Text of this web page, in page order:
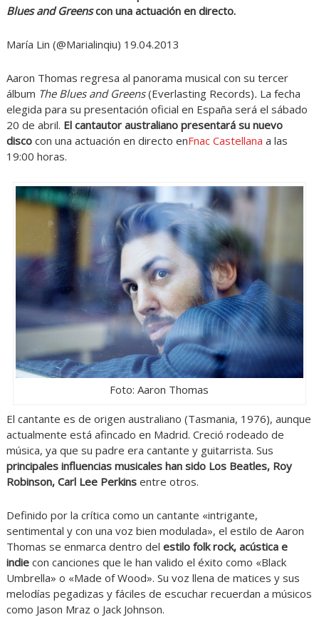
Blues and Greenscon una actuación en directo.
María Lin (@Marialinqiu) 19.04.2013
Aaron Thomas regresa al panorama musical con su tercer
álbum The Blues and Greens(Everlasting Records). La fecha
elegida para su presentación oficial en España será el sábado
20 de abril. El cantautor australiano presentará su nuevo
discocon una actuación en directo enFnac Castellana a las
19:00 horas.
Foto: Aaron Thomas
El cantante es de origen australiano (Tasmania, 1976), aunque
actualmente está afincado en Madrid. Creció rodeado de
música, ya que su padre era cantante y guitarrista. Sus
principales influencias musicales han sido Los Beatles, Roy
Robinson, Carl Lee Perkinsentre otros.
Definido por la crítica como un cantante «intrigante,
sentimental y con una voz bien modulada», el estilo de Aaron
Thomas se enmarca dentro del estilo folk rock, acústica e
indiecon canciones que le han valido el éxito como «Black
Umbrella» o «Made of Wood». Su voz llena de matices y sus
melodías pegadizas y fáciles de escuchar recuerdan a músicos
como Jason Mraz o Jack Johnson.